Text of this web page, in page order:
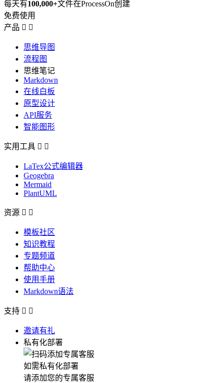
每天有100,000+文件在ProcessOn创建
免费使用
产品  
思维导图
流程图
思维笔记
Markdown
在线白板
原型设计
API服务
智能图形
实用工具  
LaTex公式编辑器
Geogebra
Mermaid
PlantUML
资源  
模板社区
知识教程
专题频道
帮助中心
使用手册
Markdown语法
支持  
邀请有礼
私有化部署
如需私有化部署
请添加您的专属客服